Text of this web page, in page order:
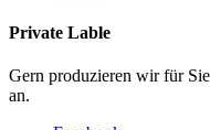
Private Lable
Gern produzieren wir für
an.